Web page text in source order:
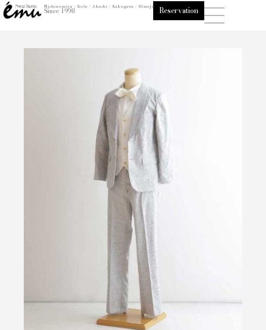
内
容
Nishinomiya / Kobe / Akashi / Kakogawa / Himeji
Since 1998 Reservation